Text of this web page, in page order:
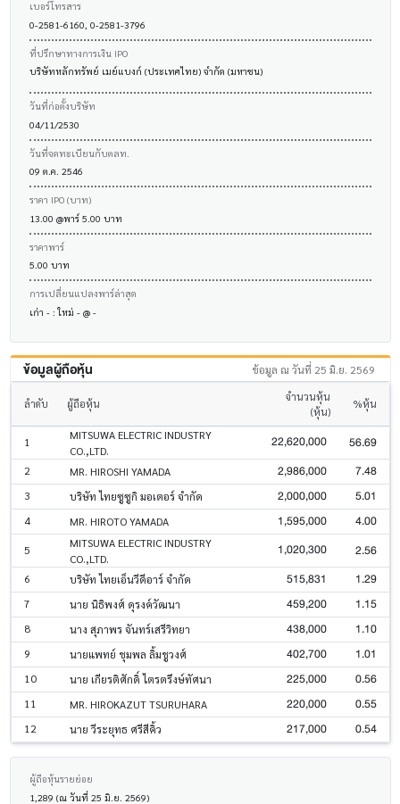
เบอร์โทรสาร
0-2581-6160, 0-2581-3796
ที่ปรึกษาทางการเงิน IPO
บริษัทหลักทรัพย์ เมย์แบงก์ (ประเทศไทย) จำกัด (มหาชน)
วันที่ก่อตั้งบริษัท
04/11/2530
วันที่จดทะเบียนกับตลท.
09 ต.ค. 2546
ราคา IPO (บาท)
13.00 @พาร์ 5.00 บาท
ราคาพาร์
5.00 บาท
การเปลี่ยนแปลงพาร์ล่าสุด
เก่า - : ใหม่ - @ -
ข้อมูลผู้ถือหุ้น ข้อมูล ณ วันที่ 25 มิ.ย. 2569
ลำดับ ผู้ถือหุ้น
จำนวนหุ้น
(หุ้น)
%หุ้น
1
MITSUWA ELECTRIC INDUSTRY
CO.,LTD.
22,620,000 56.69
2 MR. HIROSHI YAMADA 2,986,000 7.48
3 บริษัท ไทยซูซูกิ มอเตอร์ จำกัด 2,000,000 5.01
4 MR. HIROTO YAMADA 1,595,000 4.00
5
MITSUWA ELECTRIC INDUSTRY
CO.,LTD.
1,020,300 2.56
6 บริษัท ไทยเอ็นวีดีอาร์ จำกัด 515,831 1.29
7 นาย นิธิพงศ์ ดุรงค์วัฒนา 459,200 1.15
8 นาง สุภาพร จันทร์เสรีวิทยา 438,000 1.10
9 นายแพทย์ ชุมพล ลิ้มชูวงศ์ 402,700 1.01
10 นาย เกียรติศักดิ์ ไตรตรึงษ์ทัศนา 225,000 0.56
11 MR. HIROKAZUT TSURUHARA 220,000 0.55
12 นาย วีระยุทธ ศรีสีคิ้ว 217,000 0.54
ผู้ถือหุ้นรายย่อย
1,289 (ณ วันที่ 25 มิ.ย. 2569)